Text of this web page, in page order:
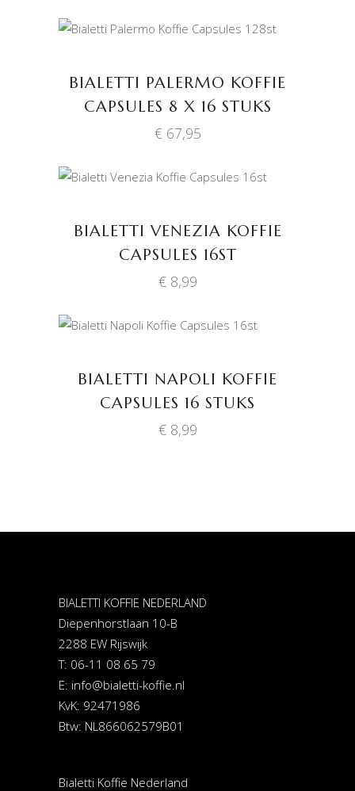
BIALETTI PALERMO KOFFIE
CAPSULES 8 X 16 STUKS
€67,95
BIALETTI VENEZIA KOFFIE
CAPSULES 16ST
€8,99
BIALETTI NAPOLI KOFFIE
CAPSULES 16 STUKS
€8,99
BIALETTI KOFFIE NEDERLAND
Diepenhorstlaan 10-B
2288 EW Rijswijk
T: 06-11 08 65 79
E: info@bialetti-koffie.nl
KvK: 92471986
Btw: NL866062579B01
Bialetti Koffie Nederland